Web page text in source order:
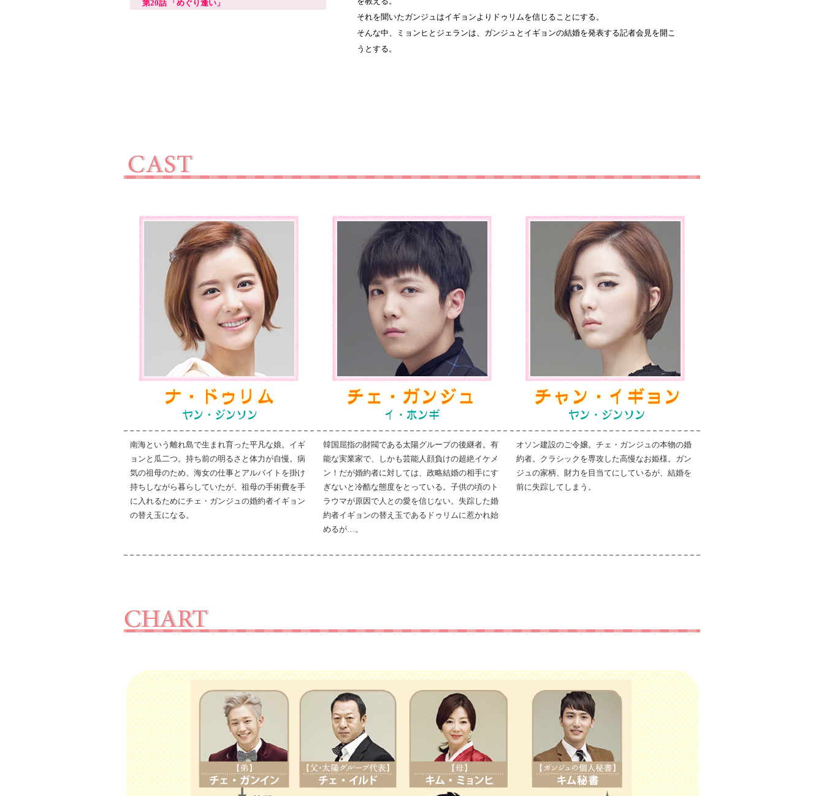
それを聞いたガンジュはイギョンよりドゥリムを信じることにする。
そんな中、ミョンヒとジェランは、ガンジュとイギョンの結婚を発表する記者会見を開こ
うとする。
第20話 「めぐり逢い」
南海という離れ島で生まれ育った平凡な娘。イギ
ョンと瓜二つ。持ち前の明るさと体力が自慢。病
気の祖母のため、海女の仕事とアルバイトを掛け
持ちしながら暮らしていたが、祖母の手術費を手
に入れるためにチェ・ガンジュの婚約者イギョン
の替え玉になる。
韓国屈指の財閥である太陽グループの後継者。有
能な実業家で、しかも芸能人顔負けの超絶イケメ
ン！だが婚約者に対しては、政略結婚の相手にす
ぎないと冷酷な態度をとっている。子供の頃のト
ラウマが原因で人との愛を信じない。失踪した婚
約者イギョンの替え玉であるドゥリムに惹かれ始
めるが…。
オソン建設のご令嬢。チェ・ガンジュの本物の婚
約者。クラシックを専攻した高慢なお姫様。ガン
ジュの家柄、財力を目当てにしているが、結婚を
前に失踪してしまう。